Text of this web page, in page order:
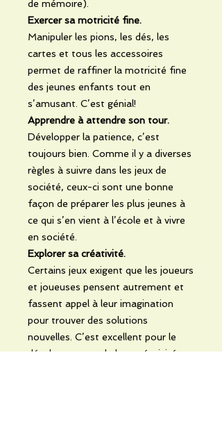
de mémoire).
Exercer sa motricité fine.
Manipuler les pions, les dés, les
cartes et tous les accessoires
permet de raffiner la motricité fine
des jeunes enfants tout en
s’amusant. C’est génial!
Apprendre à attendre son tour.
Développer la patience, c’est
toujours bien. Comme il y a diverses
règles à suivre dans les jeux de
société, ceux-ci sont une bonne
façon de préparer les plus jeunes à
ce qui s’en vient à l’école et à vivre
en société.
Explorer sa créativité.
Certains jeux exigent que les joueurs
et joueuses pensent autrement et
fassent appel à leur imagination
pour trouver des solutions
nouvelles. C’est excellent pour le
développement de leur créativité.